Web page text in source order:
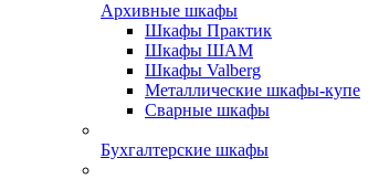
Архивные шкафы
Шкафы Практик
Шкафы ШАМ
Шкафы Valberg
Металлические шкафы-купе
Сварные шкафы
Бухгалтерские шкафы